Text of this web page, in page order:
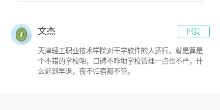
文杰 回复
天津轻工职业技术学院对于学软件的人还行，就是算是
个不错的学校吧，口碑不咋地学校管理一点也不严，什
么迟到早退，夜不归宿都不管。